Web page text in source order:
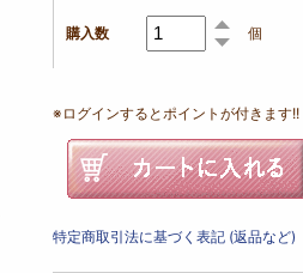
購入数 個
※ログインするとポイントが付きます!!
特定商取引法に基づく表記 (返品など)